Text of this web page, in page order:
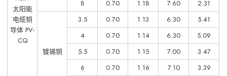
太阳能
电缆铜
导体 PV-
CQ
8 0.70 1.18 7.60 2.31
镀锡铜
3.5 0.70 1.13 6.30
5.41
4
0.70 1.14 6.30
5.09
5.5
0.70 1.15 7.00
3.47
6
0.70 1.16 7.10
3.39